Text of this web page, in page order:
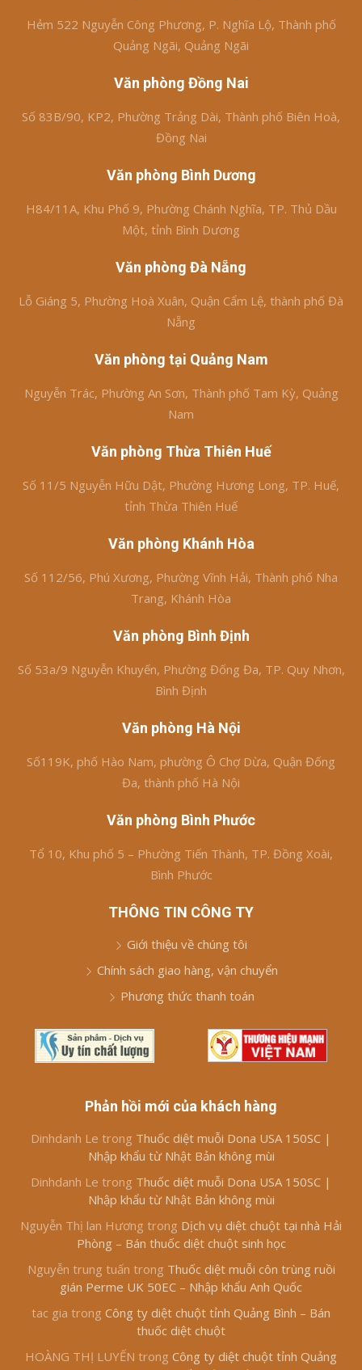
Hẻm 522 Nguyễn Công Phương, P. Nghĩa Lộ, Thành phố
Quảng Ngãi, Quảng Ngãi
Văn phòng Đồng Nai
Số 83B/90, KP2, Phường Trảng Dài, Thành phố Biên Hoà,
Đồng Nai
Văn phòng Bình Dương
H84/11A, Khu Phố 9, Phường Chánh Nghĩa, TP. Thủ Dầu
Một, tỉnh Bình Dương
Văn phòng Đà Nẵng
Lỗ Giáng 5, Phường Hoà Xuân, Quận Cẩm Lệ, thành phố Đà
Nẵng
Văn phòng tại Quảng Nam
Nguyễn Trác, Phường An Sơn, Thành phố Tam Kỳ, Quảng
Nam
Văn phòng Thừa Thiên Huế
Số 11/5 Nguyễn Hữu Dật, Phường Hương Long, TP. Huế,
tỉnh Thừa Thiên Huế
Văn phòng Khánh Hòa
Số 112/56, Phú Xương, Phường Vĩnh Hải, Thành phố Nha
Trang, Khánh Hòa
Văn phòng Bình Định
Số 53a/9 Nguyễn Khuyến, Phường Đống Đa, TP. Quy Nhơn,
Bình Định
Văn phòng Hà Nội
Số119K, phố Hào Nam, phường Ô Chợ Dừa, Quận Đống
Đa, thành phố Hà Nội
Văn phòng Bình Phước
Tổ 10, Khu phố 5 – Phường Tiến Thành, TP. Đồng Xoài,
Bình Phước
THÔNG TIN CÔNG TY
Giới thiệu về chúng tôi
Chính sách giao hàng, vận chuyển
Phương thức thanh toán
Phản hồi mới của khách hàng
Dinhdanh Le trong Thuốc diệt muỗi Dona USA 150SC |
Nhập khẩu từ Nhật Bản không mùi
Dinhdanh Le trong Thuốc diệt muỗi Dona USA 150SC |
Nhập khẩu từ Nhật Bản không mùi
Nguyễn Thị lan Hương trong Dịch vụ diệt chuột tại nhà Hải
Phòng – Bán thuốc diệt chuột sinh học
Nguyễn trung tuấn trong Thuốc diệt muỗi côn trùng ruồi
gián Perme UK 50EC – Nhập khẩu Anh Quốc
tac gia trong Công ty diệt chuột tỉnh Quảng Bình – Bán
thuốc diệt chuột
HOÀNG THỊ LUYẾN trong Công ty diệt chuột tỉnh Quảng